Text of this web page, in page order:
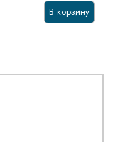
В корзину